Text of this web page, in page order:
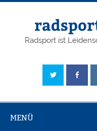
Radsport ist
MENÜ